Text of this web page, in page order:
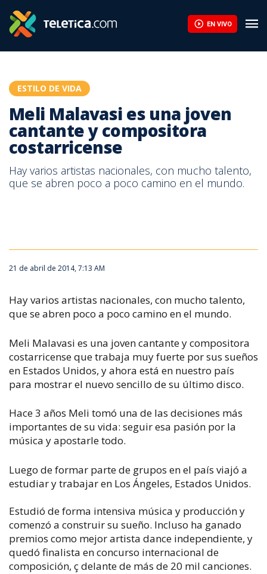
EN VIVO
ESTILO DE VIDA
Meli Malavasi es una joven
cantante y compositora
costarricense
Hay varios artistas nacionales, con mucho talento,
que se abren poco a poco camino en el mundo.
21 de abril de 2014, 7:13 AM
Hay varios artistas nacionales, con mucho talento,
que se abren poco a poco camino en el mundo.
Meli Malavasi es una joven cantante y compositora
costarricense que trabaja muy fuerte por sus sueños
en Estados Unidos, y ahora está en nuestro país
para mostrar el nuevo sencillo de su último disco.
Hace 3 años Meli tomó una de las decisiones más
importantes de su vida: seguir esa pasión por la
música y apostarle todo.
Luego de formar parte de grupos en el país viajó a
estudiar y trabajar en Los Ángeles, Estados Unidos.
Estudió de forma intensiva música y producción y
comenzó a construir su sueño. Incluso ha ganado
premios como mejor artista dance independiente, y
quedó finalista en concurso internacional de
composición, ç delante de más de 20 mil canciones.